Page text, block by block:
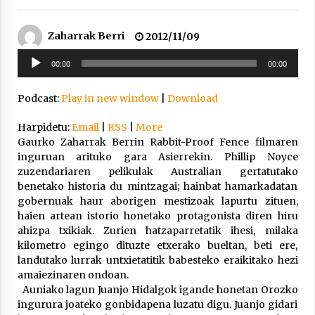
eta ondoren zer?
2021/11/12
Arrosaren IX. Topaketak – Mila
esker guztioi!
2021/11/11
Zaharrak Berri
2012/11/09
Soinu
erreproduzigailua
00:00 00:00
Podcast:Play in new window| Download
Harpidetu:Email| RSS
More
Gaurko Zaharrak Berrin Rabbit-Proof Fence filmaren
inguruan arituko gara Asierrekin. Phillip Noyce
zuzendariaren pelikulak Australian gertatutako
benetako historia du mintzagai; hainbat hamarkadatan
gobernuak haur aborigen mestizoak lapurtu zituen,
haien artean istorio honetako protagonista diren hiru
ahizpa txikiak. Zurien hatzaparretatik ihesi, milaka
kilometro egingo dituzte etxerako bueltan, beti ere,
landutako lurrak untxietatitik babesteko eraikitako hezi
amaiezinaren ondoan.
Auniako lagun Juanjo Hidalgok igande honetan Orozko
ingurura joateko gonbidapena luzatu digu. Juanjo gidari